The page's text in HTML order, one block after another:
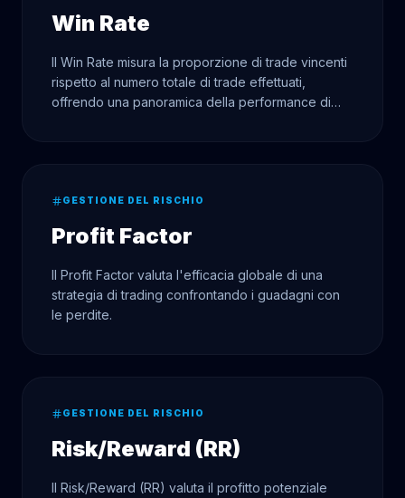
Win Rate
Il Win Rate misura la proporzione di trade vincenti
rispetto al numero totale di trade effettuati,
offrendo una panoramica della performance di
GESTIONE DEL RISCHIO
Profit Factor
Il Profit Factor valuta l'efficacia globale di una
strategia di trading confrontando i guadagni con
le perdite.
GESTIONE DEL RISCHIO
Risk/Reward (RR)
Il Risk/Reward (RR) valuta il profitto potenziale